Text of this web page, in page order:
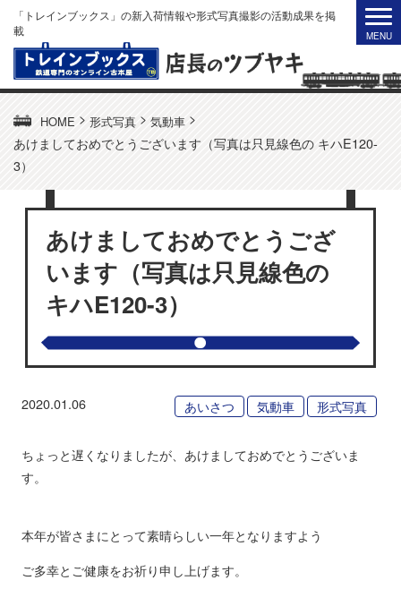
「トレインブックス」の新入荷情報や形式写真撮影の活動成果を掲
載
HOME > 形式写真 > 気動車 >
あけましておめでとうございます（写真は只見線色の キハE120-
3）
あけましておめでとうござ
います（写真は只見線色の
キハE120-3）
2020.01.06 あいさつ 気動車 形式写真
ちょっと遅くなりましたが、あけましておめでとうございま
す。
本年が皆さまにとって素晴らしい一年となりますよう
ご多幸とご健康をお祈り申し上げます。